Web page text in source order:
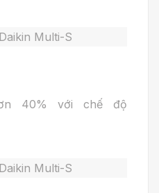
40% với chế độ